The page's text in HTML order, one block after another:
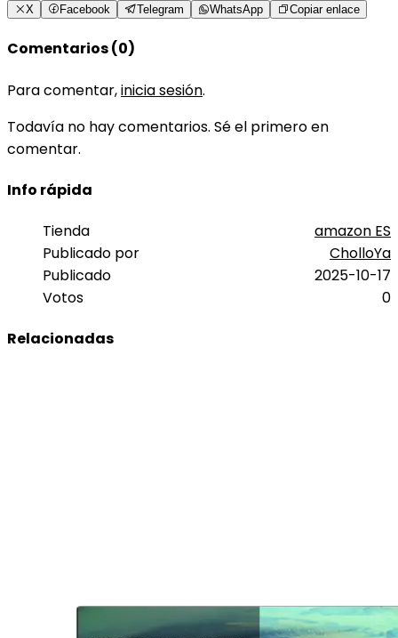
X Facebook Telegram WhatsApp Copiar enlace
Comentarios (0)
Para comentar,inicia sesión.
Todavía no hay comentarios. Sé el primero en
comentar.
Info rápida
Tienda
amazon ES
Publicado por
CholloYa
Publicado
2025-10-17
Votos
0
Relacionadas